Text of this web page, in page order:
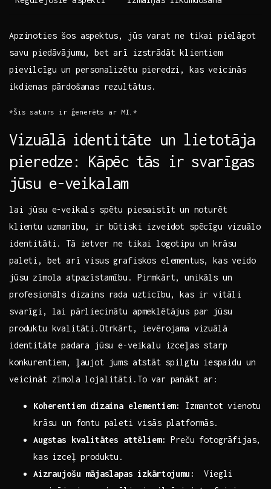
Apzinoties šos aspektus, jūs varat ne tikai pielāgot
‌savu piedāvājumu, bet ‍arī izstrādāt klientiem
pievilcīgu un personalizētu pieredzi, kas veicinās
ikdienas pārdošanas⁤ rezultātus.
*Šis saturs ir ģenerēts ar MI.*
Vizuālā⁣ identitāte un lietotāja
pieredze: Kāpēc tās ir ⁣svarīgas
jūsu e-veikalam
lai jūsu e-veikals‌ spētu piesaistīt⁤ un noturēt
klientu uzmanību, ir būtiski izveidot​ spēcīgu vizuālo
identitāti. Tā ietver​ ne tikai logotipu un krāsu
paleti, bet arī visus grafiskos ‌elementus, ⁤kas veido
jūsu zīmola atpazīstamību. Pirmkārt, unikāls un‍
profesionāls dizains rada ⁤uzticību,⁣ kas ir vitāli
svarīgi, lai pārliecinātu apmeklētājus par jūsu
produktu kvalitāti.Otrkārt, ievērojama vizuālā
identitāte⁢ padara jūsu e-veikalu izceļas starp
konkurentiem, ļaujot jums⁢ atstāt⁢ spilgtu iespaidu un
veicināt zīmola lojalitāti.To var panākt ⁢ar:
Koherentiem‌ dizaina‍ elementiem:
Izmantot vienotu
krāsu un fontu paleti visās platformās.
Augstas kvalitātes attēliem: Preču fotogrāfijas,
kas izceļ produktu.
Aizraujošu mājaslapas​ izkārtojumu:
‌ Viegli